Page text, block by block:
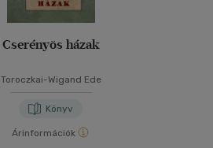
Cserényös házak
Toroczkai-Wigand Ede
Könyv
Árinformációk